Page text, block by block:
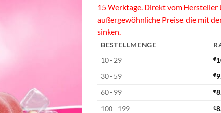
15 Werktage. Direkt vom Hersteller
außergewöhnliche Preise, die mit
sinken.
BESTELLMENGE
10 - 29
€
30 - 59
€
60 - 99
€
100 - 199
€